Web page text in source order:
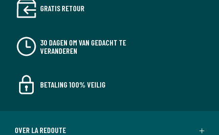
GRATIS RETOUR
30 DAGEN OM VAN GEDACHT TE
VERANDEREN
BETALING 100% VEILIG
OVER LA REDOUTE